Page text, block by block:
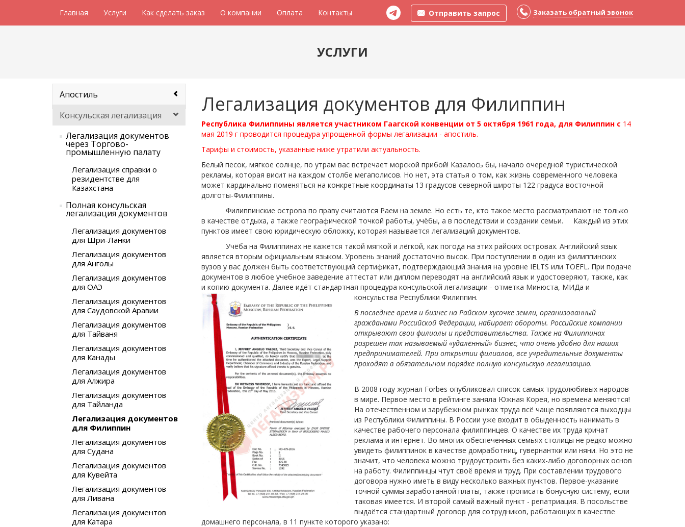
Отправить запрос Заказать обратный звонок
Главная Услуги Как сделать заказ О компании Оплата Контакты
УСЛУГИ
Апостиль
Консульская легализация
Легализация документов
через Торгово-
промышленную палату
Легализация справки о
резидентстве для
Казахстана
Полная консульская
легализация документов
Легализация документов
для Шри-Ланки
Легализация документов
для Анголы
Легализация документов
для ОАЭ
Легализация документов
для Саудовской Аравии
Легализация документов
для Тайваня
Легализация документов
для Канады
Легализация документов
для Алжира
Легализация документов
для Тайланда
Легализация документов
для Филиппин
Легализация документов
для Судана
Легализация документов
для Кувейта
Легализация документов
для Ливана
Легализация документов
для Катара
Легализация документов для Филиппин
Республика Филиппины является участником Гаагской конвенции от 5 октября 1961 года, для Филиппин с 14
мая 2019 г проводится процедура упрощенной формы легализации - апостиль.
Тарифы и стоимость, указанные ниже утратили актуальность.
Белый песок, мягкое солнце, по утрам вас встречает морской прибой! Казалось бы, начало очередной туристической
рекламы, которая висит на каждом столбе мегаполисов. Но нет, эта статья о том, как жизнь современного человека
может кардинально поменяться на конкретные координаты 13 градусов северной широты 122 градуса восточной
долготы-Филиппины.
Филиппинские острова по праву считаются Раем на земле. Но есть те, кто такое место рассматривают не только
в качестве отдыха, а также географической точкой работы, учёбы, а в последствии и создании семьи. Каждый из этих
пунктов имеет свою юридическую обложку, которая называется легализаций документов.
Учёба на Филиппинах не кажется такой мягкой и лёгкой, как погода на этих райских островах. Английский язык
является вторым официальным языком. Уровень знаний достаточно высок. При поступлении в один из филиппинских
вузов у вас должен быть соответствующий сертификат, подтверждающий знания на уровне IELTS или TOEFL. При подаче
документов в любое учебное заведение аттестат или диплом переводят на английский язык и удостоверяют, также, как
и копию документа. Далее идёт стандартная процедура консульской легализации - отметка Минюста, МИДа и
консульства Республики Филиппин.
В последнее время и бизнес на Райском кусочке земли, организованный
гражданами Российской Федерации, набирает обороты. Российские компании
открывают свои филиалы и представительства. Также на Филиппинах
разрешён так называемый «удалённый» бизнес, что очень удобно для наших
предпринимателей. При открытии филиалов, все учредительные документы
проходят в обязательном порядке полную консульскую легализацию.
В 2008 году журнал Forbes опубликовал список самых трудолюбивых народов
в мире. Первое место в рейтинге заняла Южная Корея, но времена меняются!
На отечественном и зарубежном рынках труда всё чаще появляются выходцы
из Республики Филиппины. В России уже входит в обыденность нанимать в
качестве рабочего персонала филиппинцев. О качестве их труда кричат
реклама и интернет. Во многих обеспеченных семьях столицы не редко можно
увидеть филиппинок в качестве домработниц, гувернантки или няни. Но это не
значит, что человека можно трудоустроить без каких-либо договорных основ
на работу. Филиппинцы чтут своё время и труд. При составлении трудового
договора нужно иметь в виду несколько важных пунктов. Первое-указание
точной суммы заработанной платы, также прописать бонусную систему, если
таковая имеется. И второй самый важный пункт - репатриация. В посольстве
выдаётся стандартный договор для сотрудников, работающих в качестве
домашнего персонала, в 11 пункте которого указано: